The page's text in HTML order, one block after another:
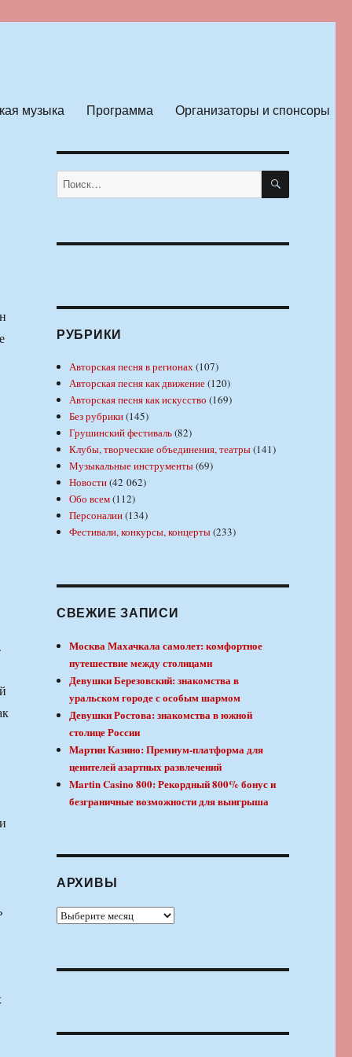
музыка Программа Организаторы и спонсоры
Искать: ПОИСК
РУБРИКИ
Авторская песня в регионах(107)
Авторская песня как движение(120)
Авторская песня как искусство (169)
Без рубрики(145)
Грушинский фестиваль(82)
Клубы, творческие объединения, театры(141)
Музыкальные инструменты(69)
Новости(42 062)
Обо всем(112)
Персоналии(134)
Фестивали, конкурсы, концерты(233)
СВЕЖИЕ ЗАПИСИ
Москва Махачкала самолет: комфортное
путешествие между столицами
Девушки Березовский: знакомства в
уральском городе с особым шармом
Девушки Ростова: знакомства в южной
столице России
Мартин Казино: Премиум-платформа для
ценителей азартных развлечений
Martin Casino 800: Рекордный 800% бонус и
безграничные возможности для выигрыша
АРХИВЫ
Архивы